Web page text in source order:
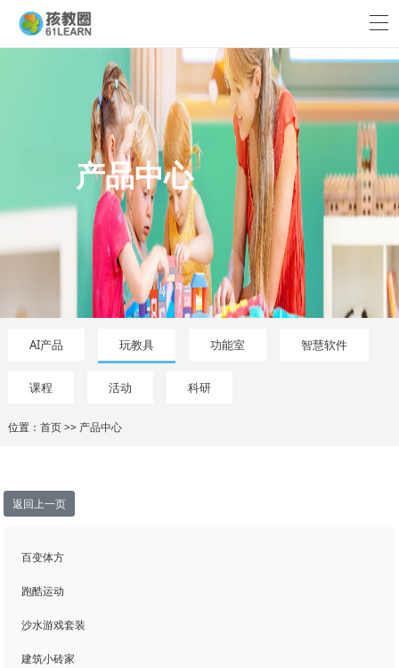
产品中心
AI产品 玩教具 功能室 智慧软件
课程 活动 科研
位置： 首页>> 产品中心
返回上一页
百变体方
跑酷运动
沙水游戏套装
建筑小砖家